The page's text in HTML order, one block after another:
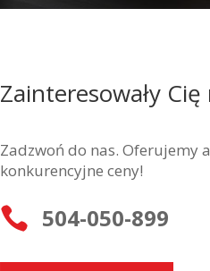
Zainteresowały
Zadzwoń do nas. Oferujemy
konkurencyjne ceny!
 504-050-899